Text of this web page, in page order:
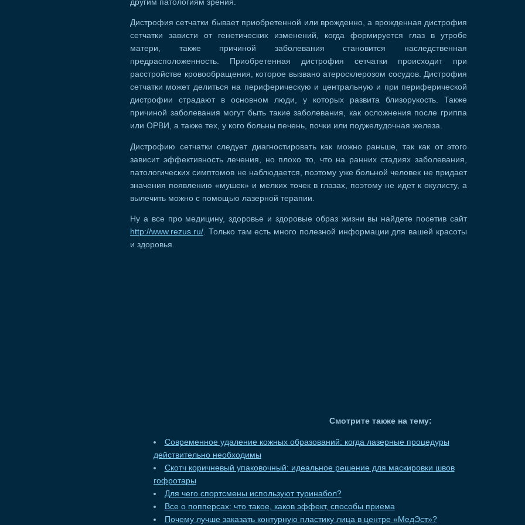
другим патологиям зрения.
Дистрофия сетчатки бывает приобретенной или врожденно, а врожденная дистрофия
сетчатки зависти от генетических изменений, когда формируется глаз в утробе
матери, также причиной заболевания становится наследственная
предрасположенность. Приобретенная дистрофия сетчатки происходит при
расстройстве кровообращения, которое вызвано атеросклерозом сосудов. Дистрофия
сетчатки может делиться на периферическую и центральную и при периферической
дистрофии страдают в основном люди, у которых развита близорукость. Также
причиной заболевания могут быть такие заболевания, как осложнения после гриппа
или ОРВИ, а также тех, у кого больны печень, почки или поджелудочная железа.
Дистрофию сетчатки следует диагностировать как можно раньше, так как от этого
зависит эффективность лечения, но плохо то, что на ранних стадиях заболевания,
патологических симптомов не наблюдается, поэтому уже больной человек не придает
значения появлению «мушек» и мелких точек в глазах, поэтому не идет к окулисту, а
вылечить можно с помощью лазерной терапии.
Ну а все про медицину, здоровье и здоровые образ жизни вы найдете посетив сайт
http://www.rezus.ru/. Только там есть много полезной информации для вашей красоты
и здоровья.
Смотрите также на тему:
Современное удаление кожных образований: когда лазерные процедуры
действительно необходимы
Скотч коричневый упаковочный: идеальное решение для маскировки швов
гофротары
Для чего спортсмены используют туринабол?
Все о попперсах: что такое, каков эффект, способы приема
Почему лучше заказать контурную пластику лица в центре «МедЭст»?